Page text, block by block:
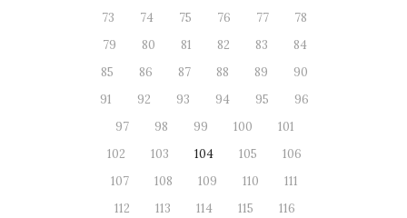
73
74 75 76 77
78
79
80 81 82 83
84
85
86 87 88 89
90
91
92 93 94 95
96
97
98 99 100
101
102
103 104 105
106
107
108 109 110
111
112
113 114 115
116